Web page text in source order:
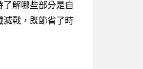
解哪些部分是自
滅戰，既節省了時